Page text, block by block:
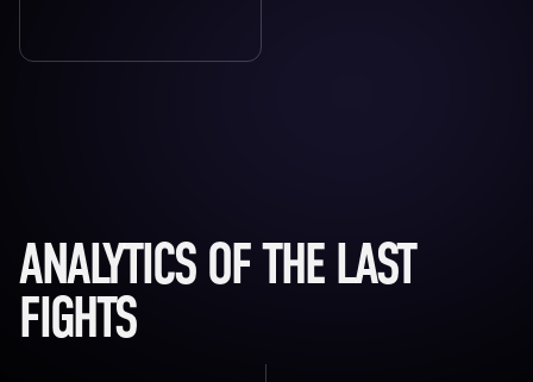
ANALYTICS OF THE LAST
FIGHTS